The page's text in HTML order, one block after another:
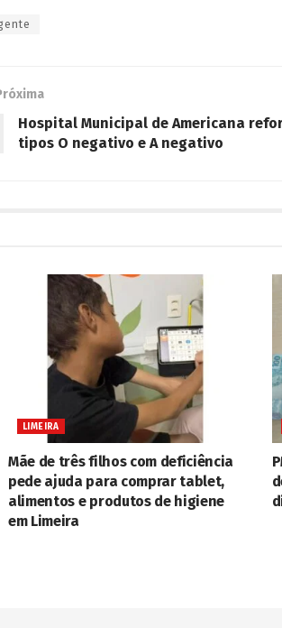
Hospital Municipal de Americana
tipos O negativo e A negativo
LIMEIRA
Mãe de três filhos com deficiência
pede ajuda para comprar tablet,
alimentos e produtos de higiene
em Limeira